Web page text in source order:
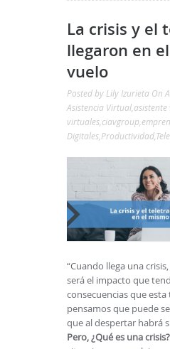
La crisis y el
llegaron en
vuelo
Posted by Lily Izurieta On
Asistencia Virtual
virtuales ciavgroup
Digitales Productividad
“Cuando llega una
será el impacto que
consecuencias que esta
pensamos que puede
que al despertar habrá
Pero, ¿Qué es una crisis?